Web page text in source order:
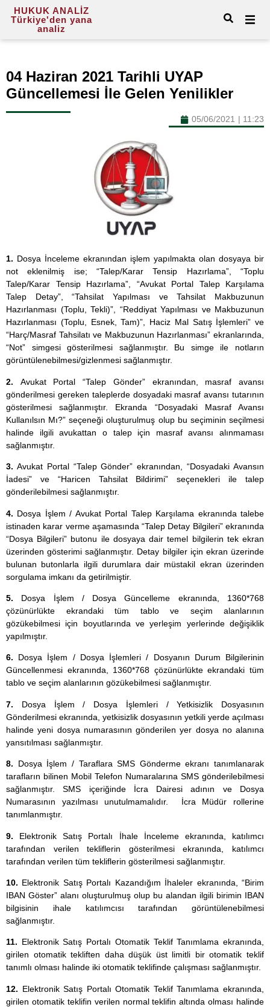
HUKUK ANALİZ
Türkiye'den yana
analiz
04 Haziran 2021 Tarihli UYAP
Güncellemesi İle Gelen Yenilikler
05/06/2021 | 11:23
1. Dosya İnceleme ekranından işlem yapılmakta olan dosyaya bir
not eklenilmiş ise; “Talep/Karar Tensip Hazırlama”, “Toplu
Talep/Karar Tensip Hazırlama”, “Avukat Portal Talep Karşılama
Talep Detay”, “Tahsilat Yapılması ve Tahsilat Makbuzunun
Hazırlanması (Toplu, Tekli)”, “Reddiyat Yapılması ve Makbuzunun
Hazırlanması (Toplu, Esnek, Tam)”, Haciz Mal Satış İşlemleri” ve
“Harç/Masraf Tahsilatı ve Makbuzunun Hazırlanması” ekranlarında,
“Not” simgesi gösterilmesi sağlanmıştır. Bu simge ile notların
görüntülenebilmesi/gizlenmesi sağlanmıştır.
2. Avukat Portal “Talep Gönder” ekranından, masraf avansı
gönderilmesi gereken taleplerde dosyadaki masraf avansı tutarının
gösterilmesi sağlanmıştır. Ekranda “Dosyadaki Masraf Avansı
Kullanılsın Mı?” seçeneği oluşturulmuş olup bu seçiminin seçilmesi
halinde ilgili avukattan o talep için masraf avansı alınmaması
sağlanmıştır.
3. Avukat Portal “Talep Gönder” ekranından, “Dosyadaki Avansın
İadesi” ve “Haricen Tahsilat Bildirimi” seçenekleri ile talep
gönderilebilmesi sağlanmıştır.
4. Dosya İşlem / Avukat Portal Talep Karşılama ekranında talebe
istinaden karar verme aşamasında “Talep Detay Bilgileri” ekranında
“Dosya Bilgileri” butonu ile dosyaya dair temel bilgilerin tek ekran
üzerinden gösterimi sağlanmıştır. Detay bilgiler için ekran üzerinde
bulunan butonlarla ilgili durumlara dair müstakil ekran üzerinden
sorgulama imkanı da getirilmiştir.
5. Dosya İşlem / Dosya Güncelleme ekranında, 1360*768
çözünürlükte ekrandaki tüm tablo ve seçim alanlarının
gözükebilmesi için boyutlarında ve yerleşim yerlerinde değişiklik
yapılmıştır.
6. Dosya İşlem / Dosya İşlemleri / Dosyanın Durum Bilgilerinin
Güncellenmesi ekranında, 1360*768 çözünürlükte ekrandaki tüm
tablo ve seçim alanlarının gözükebilmesi sağlanmıştır.
7. Dosya İşlem / Dosya İşlemleri / Yetkisizlik Dosyasının
Gönderilmesi ekranında, yetkisizlik dosyasının yetkili yerde açılması
halinde yeni dosya numarasının gönderilen yer dosya no alanına
yansıtılması sağlanmıştır.
8. Dosya İşlem / Taraflara SMS Gönderme ekranı tanımlanarak
tarafların bilinen Mobil Telefon Numaralarına SMS gönderilebilmesi
sağlanmıştır. SMS içeriğinde İcra Dairesi adının ve Dosya
Numarasının yazılması unutulmamalıdır. İcra Müdür rollerine
tanımlanmıştır.
9. Elektronik Satış Portalı İhale İnceleme ekranında, katılımcı
tarafından verilen tekliflerin gösterilmesi ekranında, katılımcı
tarafından verilen tüm tekliflerin gösterilmesi sağlanmıştır.
10. Elektronik Satış Portalı Kazandığım İhaleler ekranında, “Birim
IBAN Göster” alanı oluşturulmuş olup bu alandan ilgili birimin IBAN
bilgisinin ihale katılımcısı tarafından görüntülenebilmesi
sağlanmıştır.
11. Elektronik Satış Portalı Otomatik Teklif Tanımlama ekranında,
girilen otomatik tekliften daha düşük üst limitli bir otomatik teklif
tanımlı olması halinde iki otomatik teklifinde çalışması sağlanmıştır.
12. Elektronik Satış Portalı Otomatik Teklif Tanımlama ekranında,
girilen otomatik teklifin verilen normal teklifin altında olması halinde